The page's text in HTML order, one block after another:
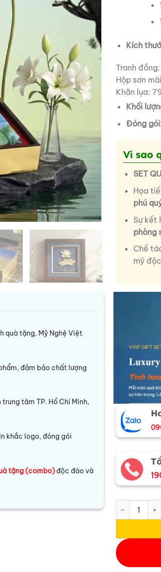
quà tặng, Mỹ Nghệ Việt
đảm bảo chất lượng
tâm TP. Hồ Chí Minh,
khắc logo, đóng gói
tặng (combo) độc đáo và
Kích
Tranh
Hộp sơn
Khăn lụa:
Khối
Đóng
Vì sao
SET
Họa
phú
Sự kết
phòng
Chế
mỹ
Set quà